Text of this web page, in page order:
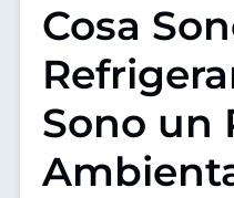
Cosa
Sono un